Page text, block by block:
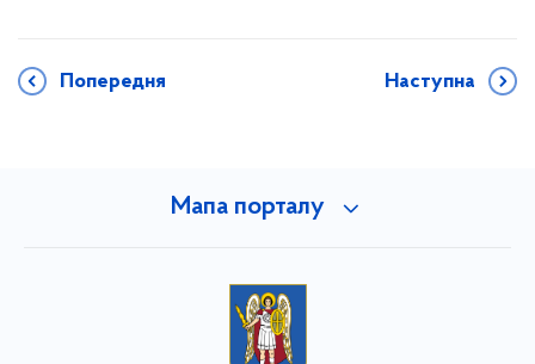
Попередня Наступна
Мапа порталу